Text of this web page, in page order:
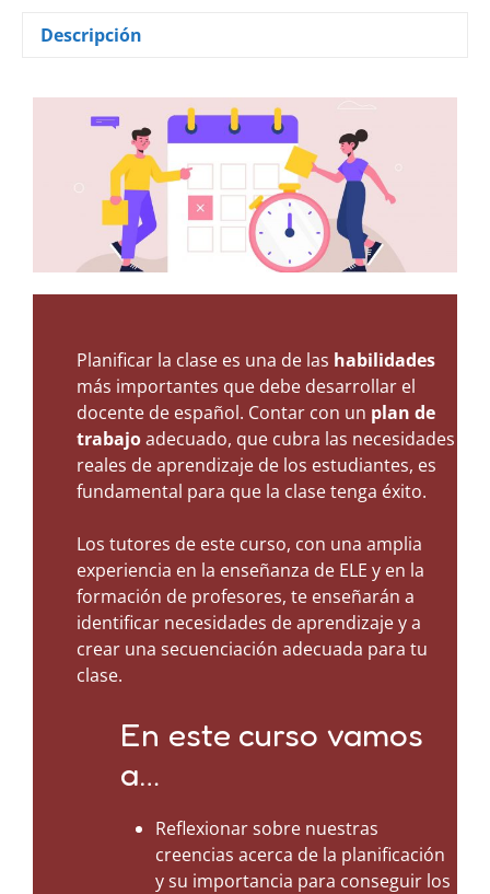
Descripción
Planificar la clase es una de las habilidades
más importantes que debe desarrollar el
docente de español. Contar con un plan de
trabajoadecuado, que cubra las necesidades
reales de aprendizaje de los estudiantes, es
fundamental para que la clase tenga éxito.
Los tutores de este curso, con una amplia
experiencia en la enseñanza de ELE y en la
formación de profesores, te enseñarán a
identificar necesidades de aprendizaje y a
crear una secuenciación adecuada para tu
clase.
En este curso vamos
a…
Reflexionar sobre nuestras
creencias acerca de la planificación
y su importancia para conseguir los